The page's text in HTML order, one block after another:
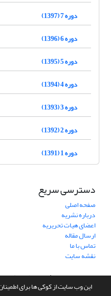
این وب سایت از کوکی ها برای
دوره 7 (1397)
دوره 6 (1396)
دوره 5 (1395)
دوره 4 (1394)
دوره 3 (1393)
دوره 2 (1392)
دوره 1 (1391)
دسترسی سریع
صفحه اصلی
درباره نشریه
اعضای هیات تحریریه
ارسال مقاله
تماس با ما
نقشه سایت
سامانه مدیریت نشریات علمی.طراحی